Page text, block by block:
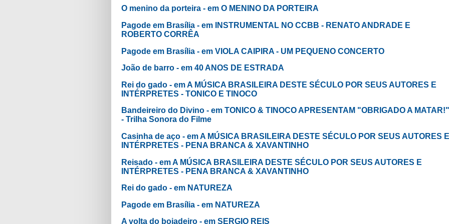
O menino da porteira - em O MENINO DA PORTEIRA
Pagode em Brasília - em INSTRUMENTAL NO CCBB - RENATO ANDRADE E
ROBERTO CORRÊA
Pagode em Brasília - em VIOLA CAIPIRA - UM PEQUENO CONCERTO
João de barro - em 40 ANOS DE ESTRADA
Rei do gado - em A MÚSICA BRASILEIRA DESTE SÉCULO POR SEUS AUTORES E
INTÉRPRETES - TONICO E TINOCO
Bandeireiro do Divino - em TONICO & TINOCO APRESENTAM "OBRIGADO A MATAR!"
- Trilha Sonora do Filme
Casinha de aço - em A MÚSICA BRASILEIRA DESTE SÉCULO POR SEUS AUTORES E
INTÉRPRETES - PENA BRANCA & XAVANTINHO
Reisado - em A MÚSICA BRASILEIRA DESTE SÉCULO POR SEUS AUTORES E
INTÉRPRETES - PENA BRANCA & XAVANTINHO
Rei do gado - em NATUREZA
Pagode em Brasília - em NATUREZA
A volta do boiadeiro - em SERGIO REIS